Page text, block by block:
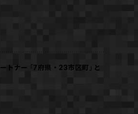
トナー「7府県・23市区町」と